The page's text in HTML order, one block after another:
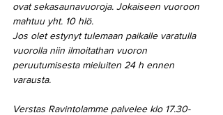
ovat sekasaunavuoroja. Jokaiseen vuoroon
mahtuu yht. 10 hlö.
Jos olet estynyt tulemaan paikalle varatulla
vuorolla niin ilmoitathan vuoron
peruutumisesta mieluiten 24 h ennen
varausta.
Verstas Ravintolamme palvelee klo 17.30-